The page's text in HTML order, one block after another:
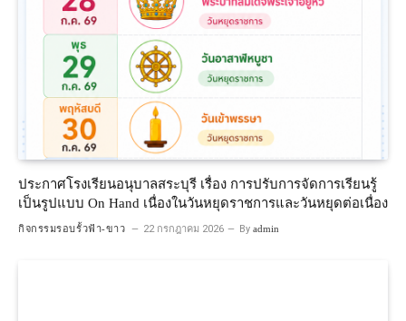
ประกาศโรงเรียนอนุบาลสระบุรี เรื่อง การปรับการจัดการเรียนรู้
เป็นรูปแบบ On Hand เนื่องในวันหยุดราชการและวันหยุดต่อเนื่อง
กิจกรรมรอบรั้วฟ้า-ขาว 22 กรกฎาคม 2026 By admin